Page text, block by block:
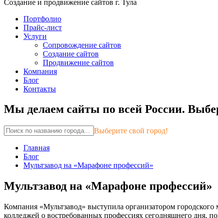
Создание и продвижение сайтов г. Тула
Портфолио
Прайс-лист
Услуги
Сопровождение сайтов
Создание сайтов
Продвижение сайтов
Компания
Блог
Контакты
Мы делаем сайты по всей России.
Выберите свой город!
Главная
Блог
Мультзавод на «Марафоне профессий»
Мультзавод на «Марафоне профессий»
Компания «Мультзавод» выступила организатором
колледжей о востребованных профессиях сегодняшнего дня,